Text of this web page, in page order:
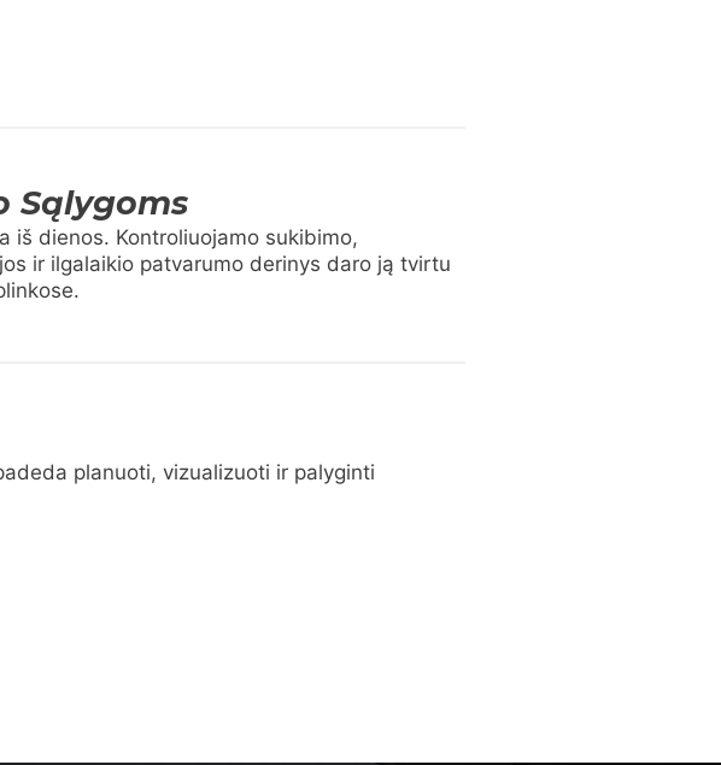
Sąlygoms
iš dienos. Kontroliuojamo sukibimo,
ir ilgalaikio patvarumo derinys daro ją tvirtu
planuoti, vizualizuoti ir palyginti